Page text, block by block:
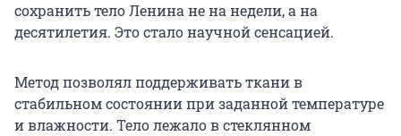
сохранить тело Ленина не на недели, а на
десятилетия. Это стало научной сенсацией.
Метод позволял поддерживать ткани в
стабильном состоянии при заданной температуре
и влажности. Тело лежало в стеклянном